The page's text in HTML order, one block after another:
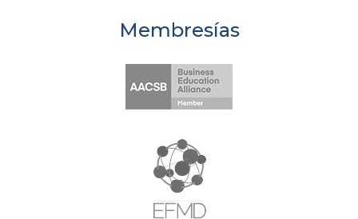
Membresías